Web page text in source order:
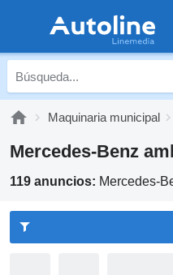
Maquinaria municipal
Mercedes-Benz
119 anuncios: Mercedes-